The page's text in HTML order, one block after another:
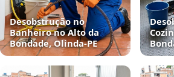
Desobstrução no
Banheiro no Alto da
Bondade, Olinda‑PE